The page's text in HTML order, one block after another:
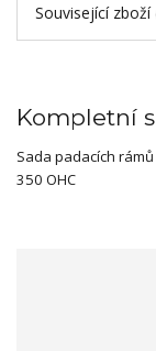
Související zboží
Kompletní
Sada padacích
350 OHC